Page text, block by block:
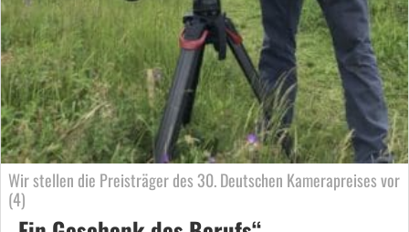
Wir stellen die Preisträger des 30. Deutschen Kamerapreises vor
(4)